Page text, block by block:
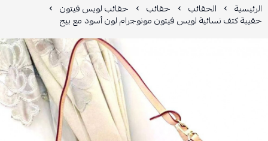
الرئيسية الحقائب حقائب حقائب لويس فيتون
حقيبة كتف نسائية لويس فيتون مونوجرام لون أسود مع بيج